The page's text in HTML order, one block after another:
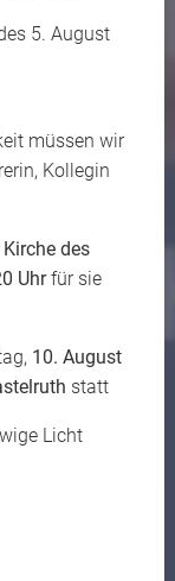
5. August
müssen wir
Kollegin
Kirche des
Uhrfür sie
10. August
statt
Licht